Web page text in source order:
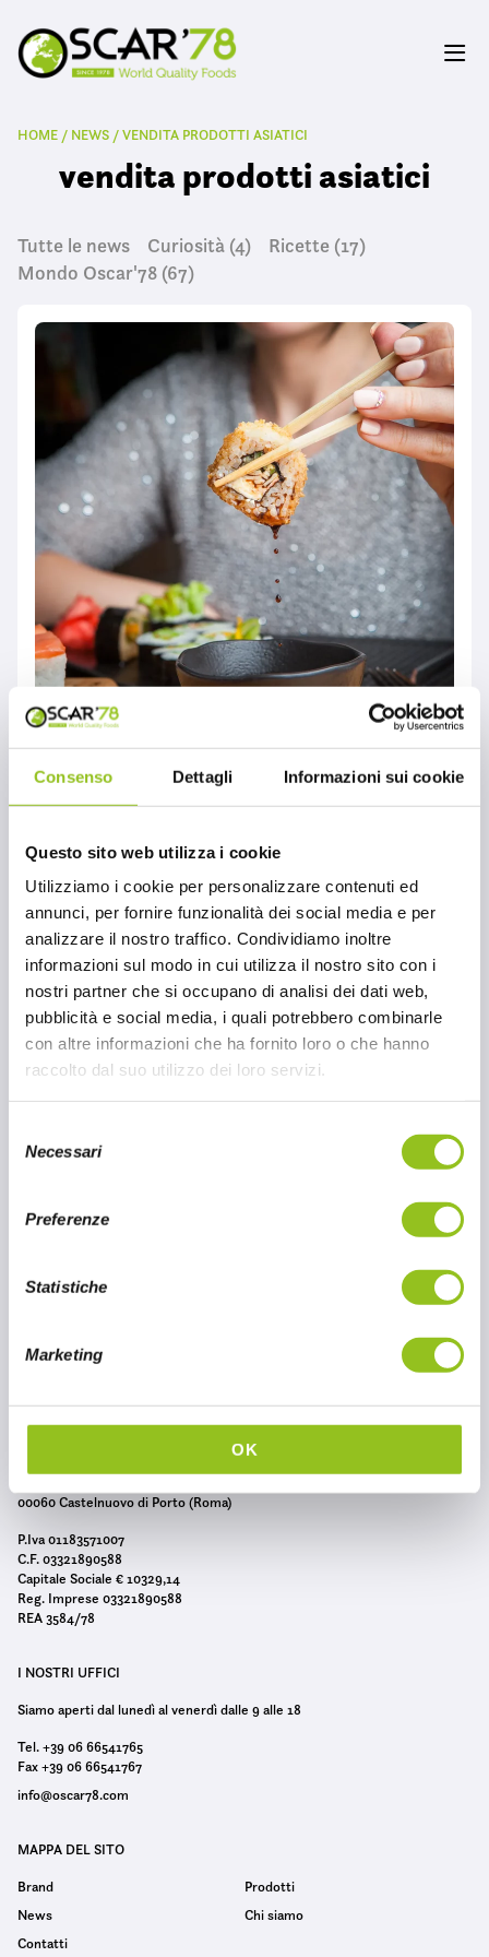
Consenso Dettagli Informazioni sui cookie
Questo sito web utilizza i cookie
Utilizziamo i cookie per personalizzare contenuti ed
annunci, per fornire funzionalità dei social media e per
analizzare il nostro traffico. Condividiamo inoltre
informazioni sul modo in cui utilizza il nostro sito con i
nostri partner che si occupano di analisi dei dati web,
pubblicità e social media, i quali potrebbero combinarle
con altre informazioni che ha fornito loro o che hanno
raccolto dal suo utilizzo dei loro servizi.
n
Necessari
Preferenze
Statistiche
Marketing
OK
HOME / NEWS /VENDITA PRODOTTI ASIATICI
vendita prodotti asiatici
Tutte le news Curiosità (4) Ricette (17)
Mondo Oscar'78 (67)
Cucina giapponese: in
Cucina giapponese: in viaggio con Oscar ‘78.
Oscar '78 è un punto di riferimento nella
distribuzione di specialità alimentari
internazionali, con un'attenzione particolare
ai prodotti giapponesi.
4 GIU 2025
00060 Castelnuovo di Porto (Roma)
P.Iva 01183571007
C.F. 03321890588
Capitale Sociale € 10329,14
Reg. Imprese 03321890588
REA 3584/78
I NOSTRI UFFICI
Siamo aperti dal lunedì al venerdì dalle 9 alle 18
Tel. +39 06 66541765
Fax +39 06 66541767
info@oscar78.com
MAPPA DEL SITO
Brand
Prodotti
News
Chi siamo
Contatti